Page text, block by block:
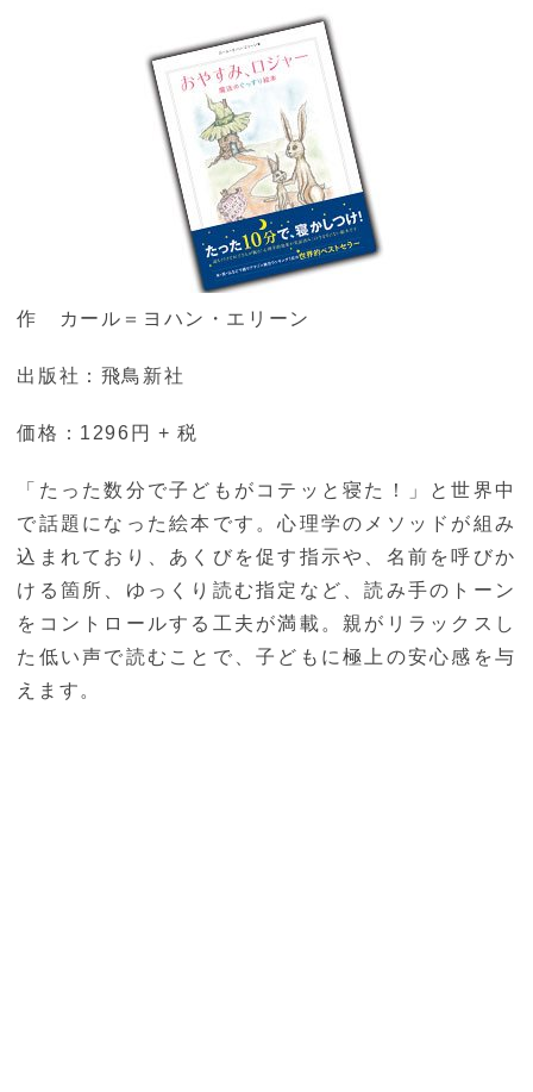
作 カール＝ヨハン・エリーン
出版社：飛鳥新社
価格：1296円 + 税
「たった数分で子どもがコテッと寝た！」と世界中
で話題になった絵本です。心理学のメソッドが組み
込まれており、あくびを促す指示や、名前を呼びか
ける箇所、ゆっくり読む指定など、読み手のトーン
をコントロールする工夫が満載。親がリラックスし
た低い声で読むことで、子どもに極上の安心感を与
えます。